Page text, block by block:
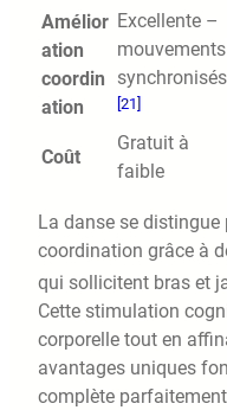
Amélior
ation
coordin
ation
Excellente –
mouvements
synchronisés
[21]
Coût
Gratuit à
faible
La danse se
coordination grâce à
qui sollicitent bras et
Cette stimulation
corporelle tout en
avantages uniques
complète